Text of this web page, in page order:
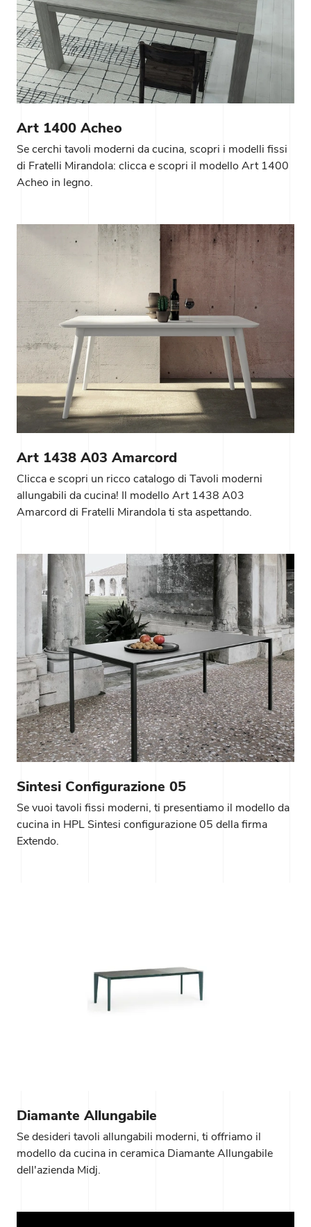
Art 1400 Acheo
Se cerchi tavoli moderni da cucina, scopri i modelli fissi
di Fratelli Mirandola: clicca e scopri il modello Art 1400
Acheo in legno.
Art 1438 A03 Amarcord
Clicca e scopri un ricco catalogo di Tavoli moderni
allungabili da cucina! Il modello Art 1438 A03
Amarcord di Fratelli Mirandola ti sta aspettando.
Sintesi Configurazione 05
Se vuoi tavoli fissi moderni, ti presentiamo il modello da
cucina in HPL Sintesi configurazione 05 della firma
Extendo.
Diamante Allungabile
Se desideri tavoli allungabili moderni, ti offriamo il
modello da cucina in ceramica Diamante Allungabile
dell'azienda Midj.